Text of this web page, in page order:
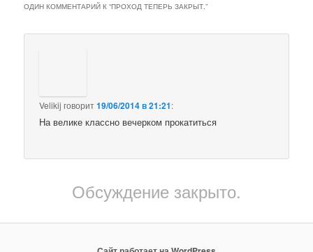
ОДИН КОММЕНТАРИЙ К “ПРОХОД ТЕПЕРЬ ЗАКРЫТ.”
Velikij говорит19/06/2014 в 21:21:
На велике классно вечерком прокатиться
Обсуждение закрыто.